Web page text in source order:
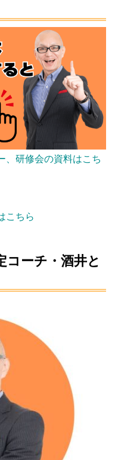
、研修会の資料はこち
こちら
コーチ・酒井と